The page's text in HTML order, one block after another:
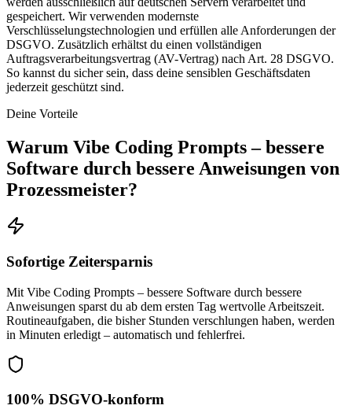
gespeichert. Wir verwenden modernste
Verschlüsselungstechnologien und erfüllen alle Anforderungen der
DSGVO. Zusätzlich erhältst du einen vollständigen
Auftragsverarbeitungsvertrag (AV-Vertrag) nach Art. 28 DSGVO.
So kannst du sicher sein, dass deine sensiblen Geschäftsdaten
jederzeit geschützt sind.
Deine Vorteile
Warum Vibe Coding Prompts – bessere
Software durch bessere Anweisungen von
Prozessmeister?
Sofortige Zeitersparnis
Mit Vibe Coding Prompts – bessere Software durch bessere
Anweisungen sparst du ab dem ersten Tag wertvolle Arbeitszeit.
Routineaufgaben, die bisher Stunden verschlungen haben, werden
in Minuten erledigt – automatisch und fehlerfrei.
100% DSGVO-konform